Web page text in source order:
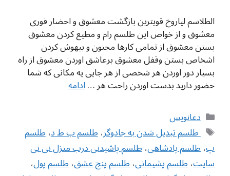
الطلاسم لیاروخ قویترین بازگشت معشوق و احضار فوری
معشوق و از خواص این طلسم رام و مطیع کردن معشوق
بستن معشوق از تمامی کارها مجنون و بیهوش کردن
اشخاص بستن وقفل معشوق برعاشق اوردن معشوق از راه
بسیار دور اوردن هر شخصی از هر جایی یه مکانی که شما
حضور دارید بدست اوردن راحت هر …ادامه
دسته‌ها
دعانویس
برچسب‌ها
‌ طلسم تبدیل شدن به جادوگر،طلسم ب ط د،طلسم
پ،طلسم پادشاهی،طلسم پاشیدنی درب منزل نی نی
سایت،طلسم پشیمانی،طلسم پنج عشق،طلسم پول،